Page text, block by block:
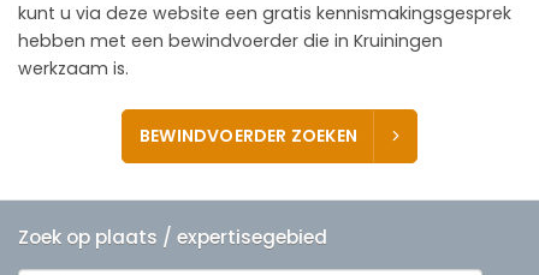
kunt u via deze website een gratis kennismakingsgesprek
hebben met een bewindvoerder die in Kruiningen
werkzaam is.
BEWINDVOERDER ZOEKEN
Zoek op plaats / expertisegebied